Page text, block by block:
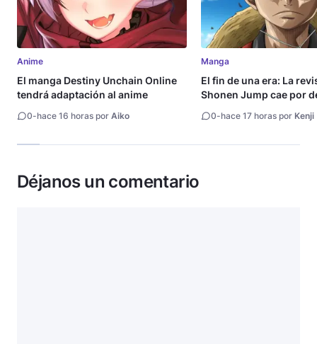
Anime
El manga Destiny Unchain Online
tendrá adaptación al anime
0-hace 16 horas por Aiko
Manga
El fin de una era: La
Shonen Jump cae por
0-hace 17 horas por Kenji
Déjanos un comentario